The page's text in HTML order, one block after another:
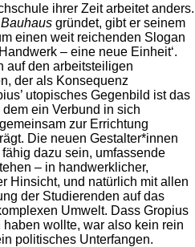
ihrer Zeit arbeitet anders.
Bauhaus gründet, gibt er seinem
einen weit reichenden Slogan
– eine neue Einheit‘.
auf den arbeitsteiligen
der als Konsequenz
utopisches Gegenbild ist das
ein Verbund in sich
zur Errichtung
Die neuen Gestalter*innen
dazu sein, umfassende
– in handwerklicher,
Hinsicht, und natürlich mit allen
der Studierenden auf das
Umwelt. Dass Gropius
wollte, war also kein rein
politisches Unterfangen.